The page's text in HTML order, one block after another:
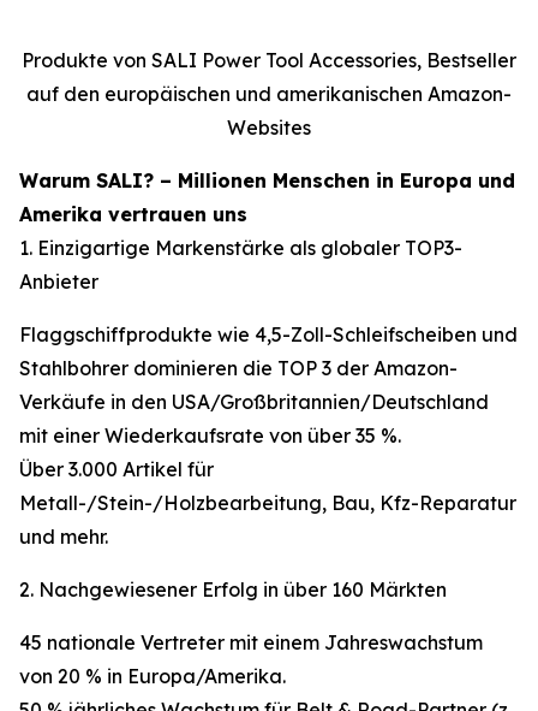
Produkte von SALI Power Tool Accessories, Bestseller
auf den europäischen und amerikanischen Amazon-
Websites
Warum SALI? – Millionen Menschen in Europa und
Amerika vertrauen uns
1. Einzigartige Markenstärke als globaler TOP3-
Anbieter
Flaggschiffprodukte wie 4,5-Zoll-Schleifscheiben und
Stahlbohrer dominieren die TOP 3 der Amazon-
Verkäufe in den USA/Großbritannien/Deutschland
mit einer Wiederkaufsrate von über 35 %.
Über 3.000 Artikel für
Metall-/Stein-/Holzbearbeitung, Bau, Kfz-Reparatur
und mehr.
2. Nachgewiesener Erfolg in über 160 Märkten
45 nationale Vertreter mit einem Jahreswachstum
von 20 % in Europa/Amerika.